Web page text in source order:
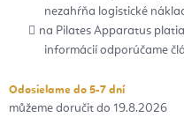
nezahŕňa logistické
na Pilates Apparatus
informácií odporúčame
Odosielame do 5-7 dní
19.8.2026